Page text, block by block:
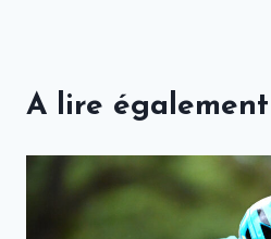
A lire également